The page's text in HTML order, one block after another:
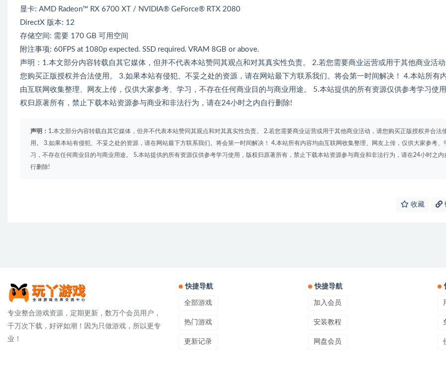
显卡: AMD Radeon™ RX 6700 XT / NVIDIA® GeForce® RTX 2080
DirectX 版本: 12
存储空间: 需要 170 GB 可用空间
附注事项: 60FPS at 1080p expected. SSD required. VRAM 8GB or above.
声明：1.本文部分内容转载自其它媒体，但并不代表本站赞同其观点和对其真实性负责。 2.若您需要商业运营或用于其他商业活
您购买正版授权并合法使用。 3.如果本站有侵犯、不妥之处的资源，请在网站最下方联系我们。将会第一时间解决！ 4.本站所有
由互联网收集整理、网友上传，仅供大家参考、学习，不存在任何商业目的与商业用途。 5.本站提供的所有资源仅供参考学习使
权归原著所有，禁止下载本站资源参与商业和非法行为，请在24小时之内自行删除!
声明： 1.本文部分内容转载自其它媒体，但并不代表本站赞同其观点和对其真实性负责。 2.若您需要商业运营或用于其他商业活动，请您购买正版授权并合法
用。 3.如果本站有侵犯、不妥之处的资源，请在网站最下方联系我们。将会第一时间解决！ 4.本站所有内容均由互联网收集整理、网友上传，仅供大家参考、
习，不存在任何商业目的与商业用途。 5.本站提供的所有资源仅供参考学习使用，版权归原著所有，禁止下载本站资源参与商业和非法行为，请在24小时之内
行删除!
收藏
专业整合游戏资源，定期更新，数万个会员用户，
千万次下载，好评如潮！因为只做游戏，所以更专
业！
快捷导航
全部游戏
热门游戏
更新记录
快捷导航
加入会员
安装教程
网盘会员